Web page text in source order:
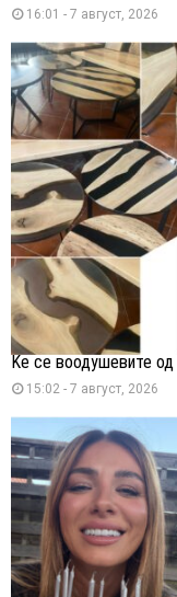
16:01 - 7 август, 2026
Ќе се воодушевите од
15:02 - 7 август, 2026